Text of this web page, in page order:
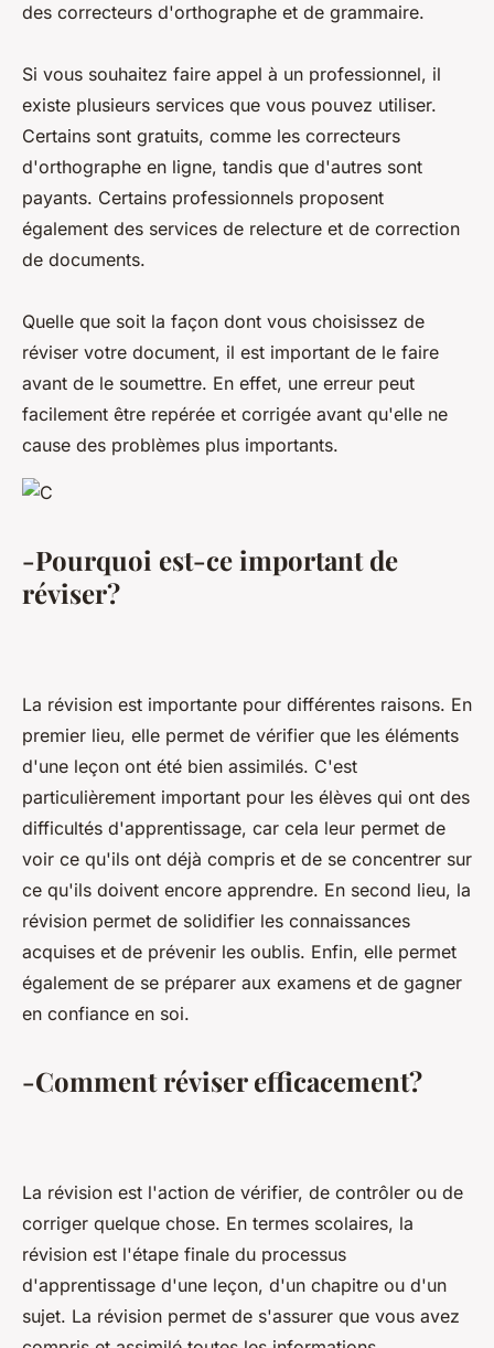
des correcteurs d'orthographe et de grammaire.
Si vous souhaitez faire appel à un professionnel, il
existe plusieurs services que vous pouvez utiliser.
Certains sont gratuits, comme les correcteurs
d'orthographe en ligne, tandis que d'autres sont
payants. Certains professionnels proposent
également des services de relecture et de correction
de documents.
Quelle que soit la façon dont vous choisissez de
réviser votre document, il est important de le faire
avant de le soumettre. En effet, une erreur peut
facilement être repérée et corrigée avant qu'elle ne
cause des problèmes plus importants.
-Pourquoi est-ce important de
réviser?
La révision est importante pour différentes raisons. En
premier lieu, elle permet de vérifier que les éléments
d'une leçon ont été bien assimilés. C'est
particulièrement important pour les élèves qui ont des
difficultés d'apprentissage, car cela leur permet de
voir ce qu'ils ont déjà compris et de se concentrer sur
ce qu'ils doivent encore apprendre. En second lieu, la
révision permet de solidifier les connaissances
acquises et de prévenir les oublis. Enfin, elle permet
également de se préparer aux examens et de gagner
en confiance en soi.
-Comment réviser efficacement?
La révision est l'action de vérifier, de contrôler ou de
corriger quelque chose. En termes scolaires, la
révision est l'étape finale du processus
d'apprentissage d'une leçon, d'un chapitre ou d'un
sujet. La révision permet de s'assurer que vous avez